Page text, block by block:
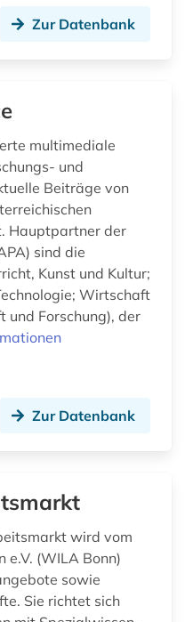
Zur Datenbank
multimediale
und
Beiträge von
Hauptpartner der
sind die
Kunst und Kultur;
Wirtschaft
und Forschung), der
Zur Datenbank
wird vom
e.V. (WILA Bonn)
sowie
Sie richtet sich